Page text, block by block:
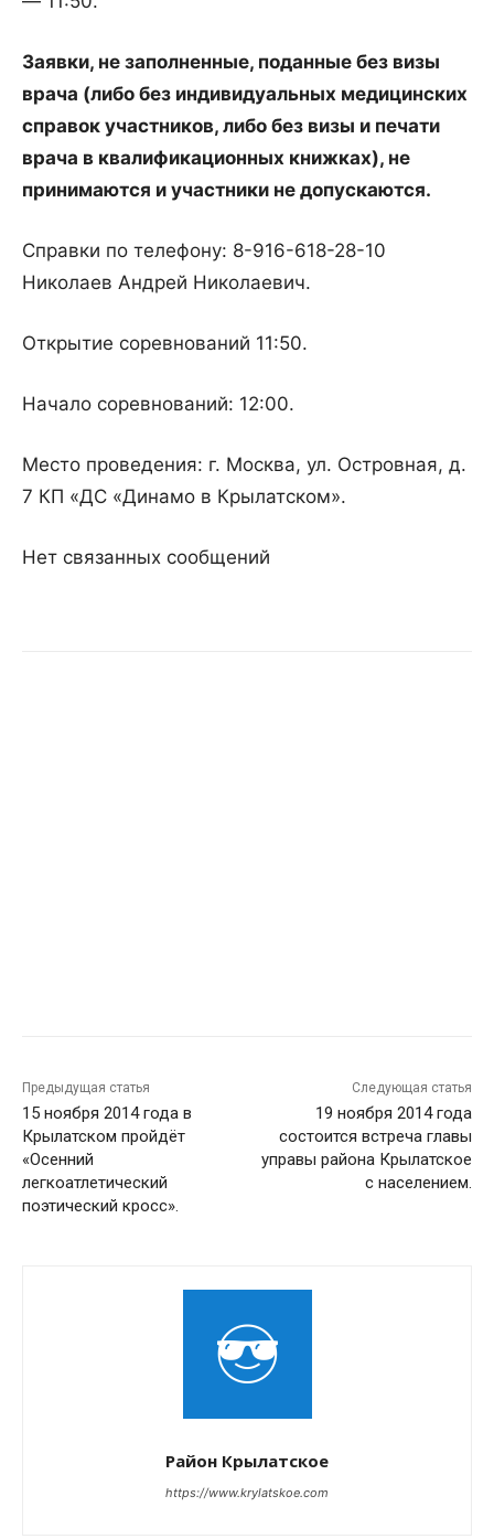
Заявки, не заполненные, поданные без визы
врача (либо без индивидуальных медицинских
справок участников, либо без визы и печати
врача в квалификационных книжках), не
принимаются и участники не допускаются.
Справки по телефону: 8-916-618-28-10
Николаев Андрей Николаевич.
Открытие соревнований 11:50.
Начало соревнований: 12:00.
Место проведения: г. Москва, ул. Островная, д.
7 КП «ДС «Динамо в Крылатском».
Нет связанных сообщений
Предыдущая статья
15 ноября 2014 года в
Крылатском пройдёт
«Осенний
легкоатлетический
поэтический кросс».
Следующая статья
19 ноября 2014 года
состоится встреча главы
управы района Крылатское
с населением.
Район Крылатское
https://www.krylatskoe.com